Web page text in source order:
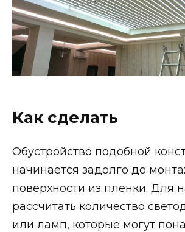
Как сделать
Обустройство подобной
начинается задолго до
поверхности из пленки. Для
рассчитать количество
или ламп, которые могут